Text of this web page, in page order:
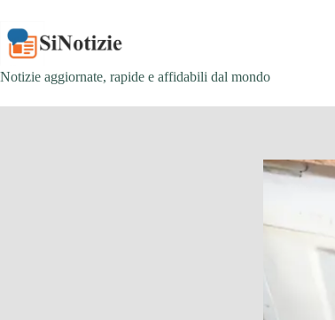
contenuto
Notizie aggiornate, rapide e affidabili dal mondo